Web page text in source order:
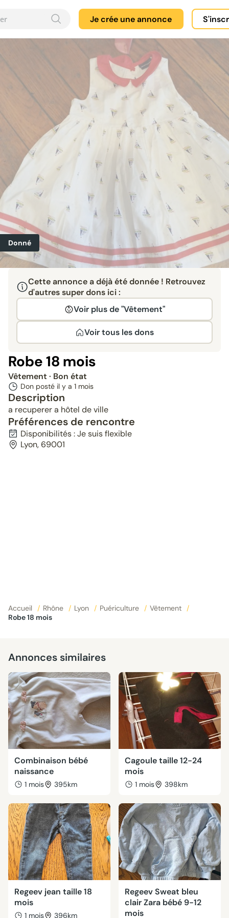
Je crée une annonce
Donné
Cette annonce a déjà été donnée ! Retrouvez
d'autres super dons ici :
Voir plus de "Vêtement"
Voir tous les dons
Robe 18 mois
Vêtement · Bon état
Don posté il y a 1 mois
Description
a recuperer a hôtel de ville
Préférences de rencontre
Disponibilités : Je suis flexible
Lyon, 69001
Accueil / Rhône / Lyon / Puériculture / Vêtement
/
Robe 18 mois
Annonces similaires
Combinaison bébé
naissance
1 mois 395km
Cagoule taille 12-24
mois
1 mois 398km
Regeev jean taille 18
mois
1 mois 396km
Regeev Sweat bleu
clair Zara bébé 9-12
mois